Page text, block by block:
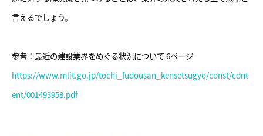
言えるでしょう。
参考：最近の建設業界をめぐる状況について 6ページ
https://www.mlit.go.jp/tochi_fudousan_kensetsugyo/const/cont
ent/001493958.pdf